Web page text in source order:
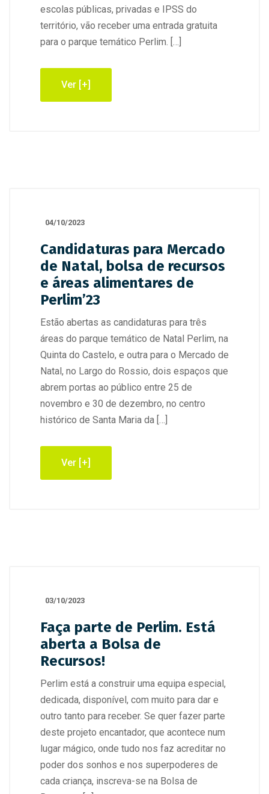
escolas públicas, privadas e IPSS do
território, vão receber uma entrada gratuita
para o parque temático Perlim. […]
Ver [+]
04/10/2023
Candidaturas para Mercado
de Natal, bolsa de recursos
e áreas alimentares de
Perlim’23
Estão abertas as candidaturas para três
áreas do parque temático de Natal Perlim, na
Quinta do Castelo, e outra para o Mercado de
Natal, no Largo do Rossio, dois espaços que
abrem portas ao público entre 25 de
novembro e 30 de dezembro, no centro
histórico de Santa Maria da […]
Ver [+]
03/10/2023
Faça parte de Perlim. Está
aberta a Bolsa de
Recursos!
Perlim está a construir uma equipa especial,
dedicada, disponível, com muito para dar e
outro tanto para receber. Se quer fazer parte
deste projeto encantador, que acontece num
lugar mágico, onde tudo nos faz acreditar no
poder dos sonhos e nos superpoderes de
cada criança, inscreva-se na Bolsa de